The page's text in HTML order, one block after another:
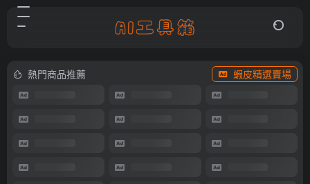
熱門商品推薦 蝦皮精選賣場